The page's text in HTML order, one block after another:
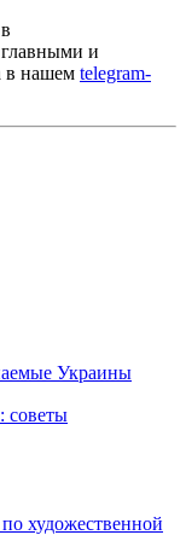
в
главными и
в нашем telegram-
Украины
советы
художественной